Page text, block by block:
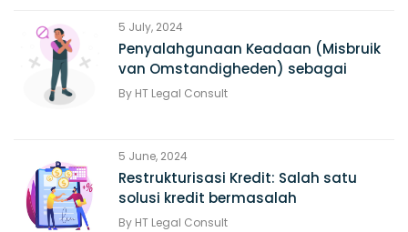
5 July, 2024
Penyalahgunaan Keadaan (Misbruik
van Omstandigheden) sebagai
alasan Pembatalan Perjanjian
By HT Legal Consult
5 June, 2024
Restrukturisasi Kredit: Salah satu
solusi kredit bermasalah
By HT Legal Consult